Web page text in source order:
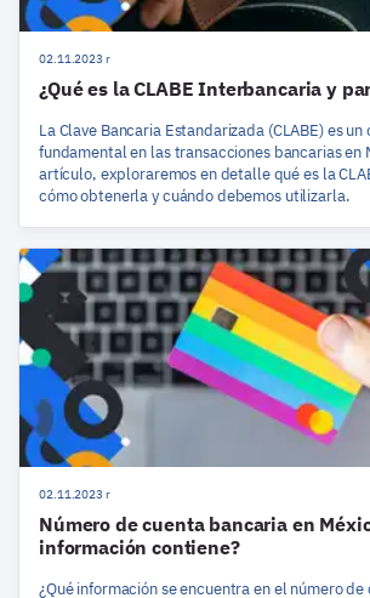
02.11.2023 r
¿Qué es la CLABE Interbancaria y
La Clave Bancaria Estandarizada (CLABE) es
fundamental en las transacciones bancarias en
artículo, exploraremos en detalle qué es la
cómo obtenerla y cuándo debemos utilizarla.
02.11.2023 r
Número de cuenta bancaria en
información contiene?
¿Qué información se encuentra en el número